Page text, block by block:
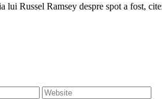
declarația lui Russel